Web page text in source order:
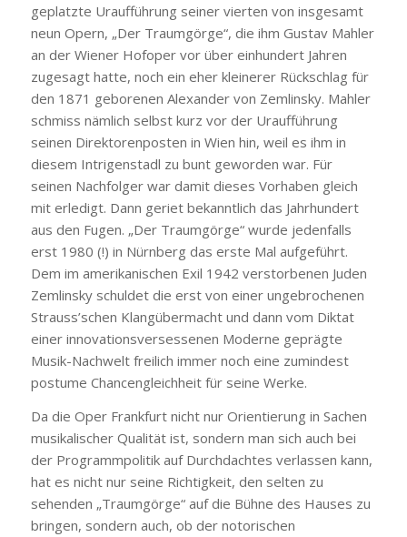
geplatzte Uraufführung seiner vierten von insgesamt
neun Opern, „Der Traumgörge“, die ihm Gustav Mahler
an der Wiener Hofoper vor über einhundert Jahren
zugesagt hatte, noch ein eher kleinerer Rückschlag für
den 1871 geborenen Alexander von Zemlinsky. Mahler
schmiss nämlich selbst kurz vor der Uraufführung
seinen Direktorenposten in Wien hin, weil es ihm in
diesem Intrigenstadl zu bunt geworden war. Für
seinen Nachfolger war damit dieses Vorhaben gleich
mit erledigt. Dann geriet bekanntlich das Jahrhundert
aus den Fugen. „Der Traumgörge“ wurde jedenfalls
erst 1980 (!) in Nürnberg das erste Mal aufgeführt.
Dem im amerikanischen Exil 1942 verstorbenen Juden
Zemlinsky schuldet die erst von einer ungebrochenen
Strauss’schen Klangübermacht und dann vom Diktat
einer innovationsversessenen Moderne geprägte
Musik-Nachwelt freilich immer noch eine zumindest
postume Chancengleichheit für seine Werke.
Da die Oper Frankfurt nicht nur Orientierung in Sachen
musikalischer Qualität ist, sondern man sich auch bei
der Programmpolitik auf Durchdachtes verlassen kann,
hat es nicht nur seine Richtigkeit, den selten zu
sehenden „Traumgörge“ auf die Bühne des Hauses zu
bringen, sondern auch, ob der notorischen